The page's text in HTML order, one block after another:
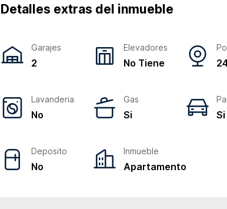
Detalles extras del inmueble
Garajes
2
Elevadores
No Tiene
Lavanderia
No
Gas
Si Si
Deposito
No
Inmueble
Apartamento